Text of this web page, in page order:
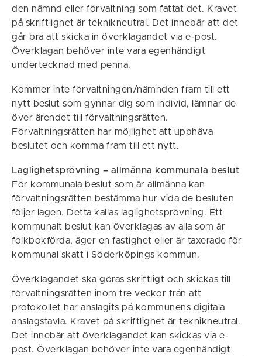
den nämnd eller förvaltning som fattat det. Kravet
på skriftlighet är teknikneutral. Det innebär att det
går bra att skicka in överklagandet via e-post.
Överklagan behöver inte vara egenhändigt
undertecknad med penna.
Kommer inte förvaltningen/nämnden fram till ett
nytt beslut som gynnar dig som individ, lämnar de
över ärendet till förvaltningsrätten.
Förvaltningsrätten har möjlighet att upphäva
beslutet och komma fram till ett nytt.
Laglighetsprövning – allmänna kommunala beslut
För kommunala beslut som är allmänna kan
förvaltningsrätten bestämma hur vida de besluten
följer lagen. Detta kallas laglighetsprövning. Ett
kommunalt beslut kan överklagas av alla som är
folkbokförda, äger en fastighet eller är taxerade för
kommunal skatt i Söderköpings kommun.
Överklagandet ska göras skriftligt och skickas till
förvaltningsrätten inom tre veckor från att
protokollet har anslagits på kommunens digitala
anslagstavla. Kravet på skriftlighet är teknikneutral.
Det innebär att överklagandet kan skickas via e-
post. Överklagan behöver inte vara egenhändigt